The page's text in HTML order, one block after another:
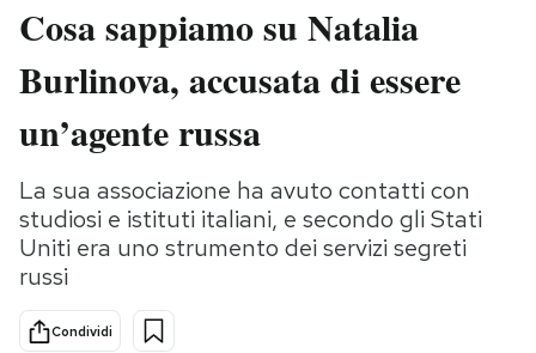
Italia
Politica
Tecnologia
Scienza
Sport
Moda
Consumismi
Media
Europa
Cosa sappiamo su Natalia
Burlinova, accusata di essere
un’agente russa
La sua associazione ha avuto contatti con
studiosi e istituti italiani, e secondo gli Stati
Uniti era uno strumento dei servizi segreti
russi
Condividi